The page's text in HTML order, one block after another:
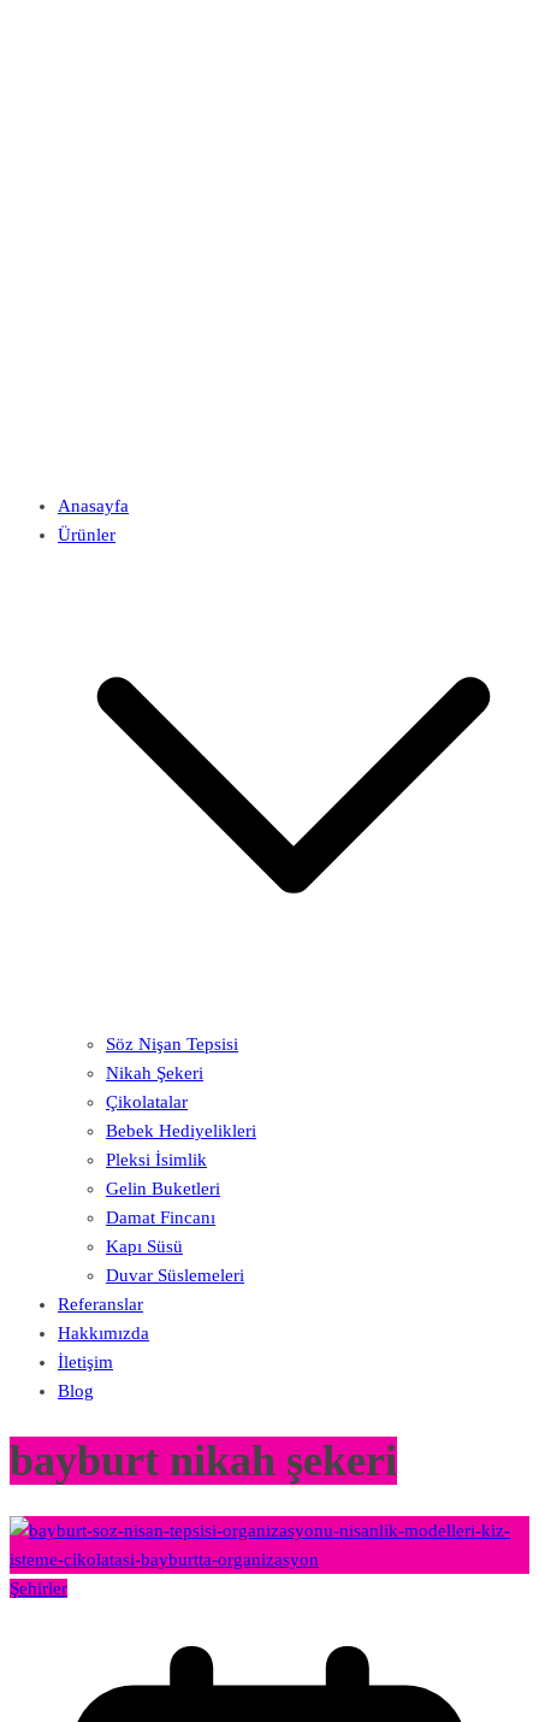
Anasayfa
Ürünler
Söz Nişan Tepsisi
Nikah Şekeri
Çikolatalar
Bebek Hediyelikleri
Pleksi İsimlik
Gelin Buketleri
Damat Fincanı
Kapı Süsü
Duvar Süslemeleri
Referanslar
Hakkımızda
İletişim
Blog
bayburt nikah şekeri
Şehirler